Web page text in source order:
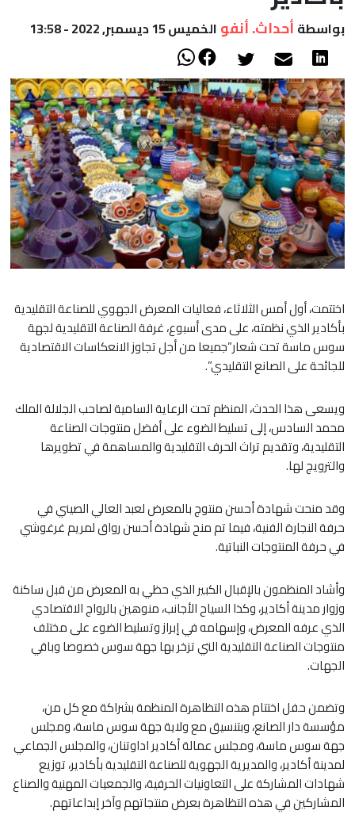
بواسطة أحداث. أنفو الخميس 15 ديسمبر, 2022 - 13:58
اختتمت، أول أمس الثلاثاء، فعاليات المعرض الجهوي للصناعة التقليدية
بأكادير الذي نظمته، على مدى أسبوع، غرفة الصناعة التقليدية لجهة
سوس ماسة تحت شعار”جميعا من أجل تجاوز الانعكاسات الاقتصادية
للجائحة على الصانع التقليدي”.
ويسعى هذا الحدث، المنظم تحت الرعاية السامية لصاحب الجلالة الملك
محمد السادس، إلى تسليط الضوء على أفضل منتوجات الصناعة
التقليدية، وتقديم تراث الحرف التقليدية والمساهمة في تطويرها
والترويج لها.
وقد منحت شهادة أحسن منتوج بالمعرض لعبد العالي الصيني في
حرفة النجارة الفنية، فيما تم منح شهادة أحسن رواق لمريم غرغوشي
في حرفة المنتوجات النباتية.
وأشاد المنظمون بالإقبال الكبير الذي حظي به المعرض من قبل ساكنة
وزوار مدينة أكادير، وكذا السياح الأجانب، منوهين بالرواج الاقتصادي
الذي عرفه المعرض، وإسهامه في إبراز وتسليط الضوء على مختلف
منتوجات الصناعة التقليدية التي تزخر بها جهة سوس خصوصا وباقي
الجهات.
وتضمن حفل اختتام هذه التظاهرة المنظمة بشراكة مع كل من،
مؤسسة دار الصانع، وبتنسيق مع ولاية جهة سوس ماسة، ومجلس
جهة سوس ماسة، ومجلس عمالة أكادير اداوتنان، والمجلس الجماعي
لمدينة أكادير، والمديرية الجهوية للصناعة التقليدية بأكادير، توزيع
شهادات المشاركة على التعاونيات الحرفية، والجمعيات المهنية والصناع
المشاركين في هذه التظاهرة بعرض منتجاتهم وآخر إبداعاتهم.